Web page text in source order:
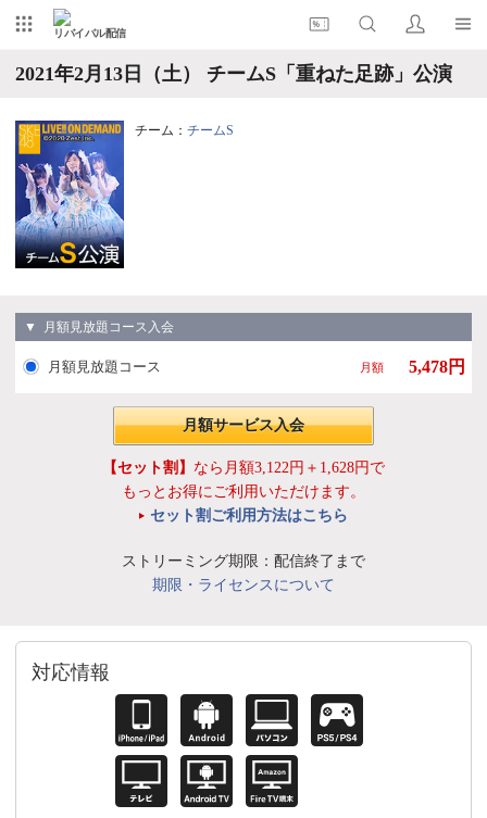
リバイバル配信
2021年2月13日（土） チームS「重ねた足跡」公演
チーム： チームS
▼ 月額見放題コース入会
月額見放題コース 月額 5,478円
月額サービス入会
【セット割】 なら月額3,122円＋1,628円で
もっとお得にご利用いただけます。
セット割ご利用方法はこちら
ストリーミング期限：配信終了まで
期限・ライセンスについて
対応情報